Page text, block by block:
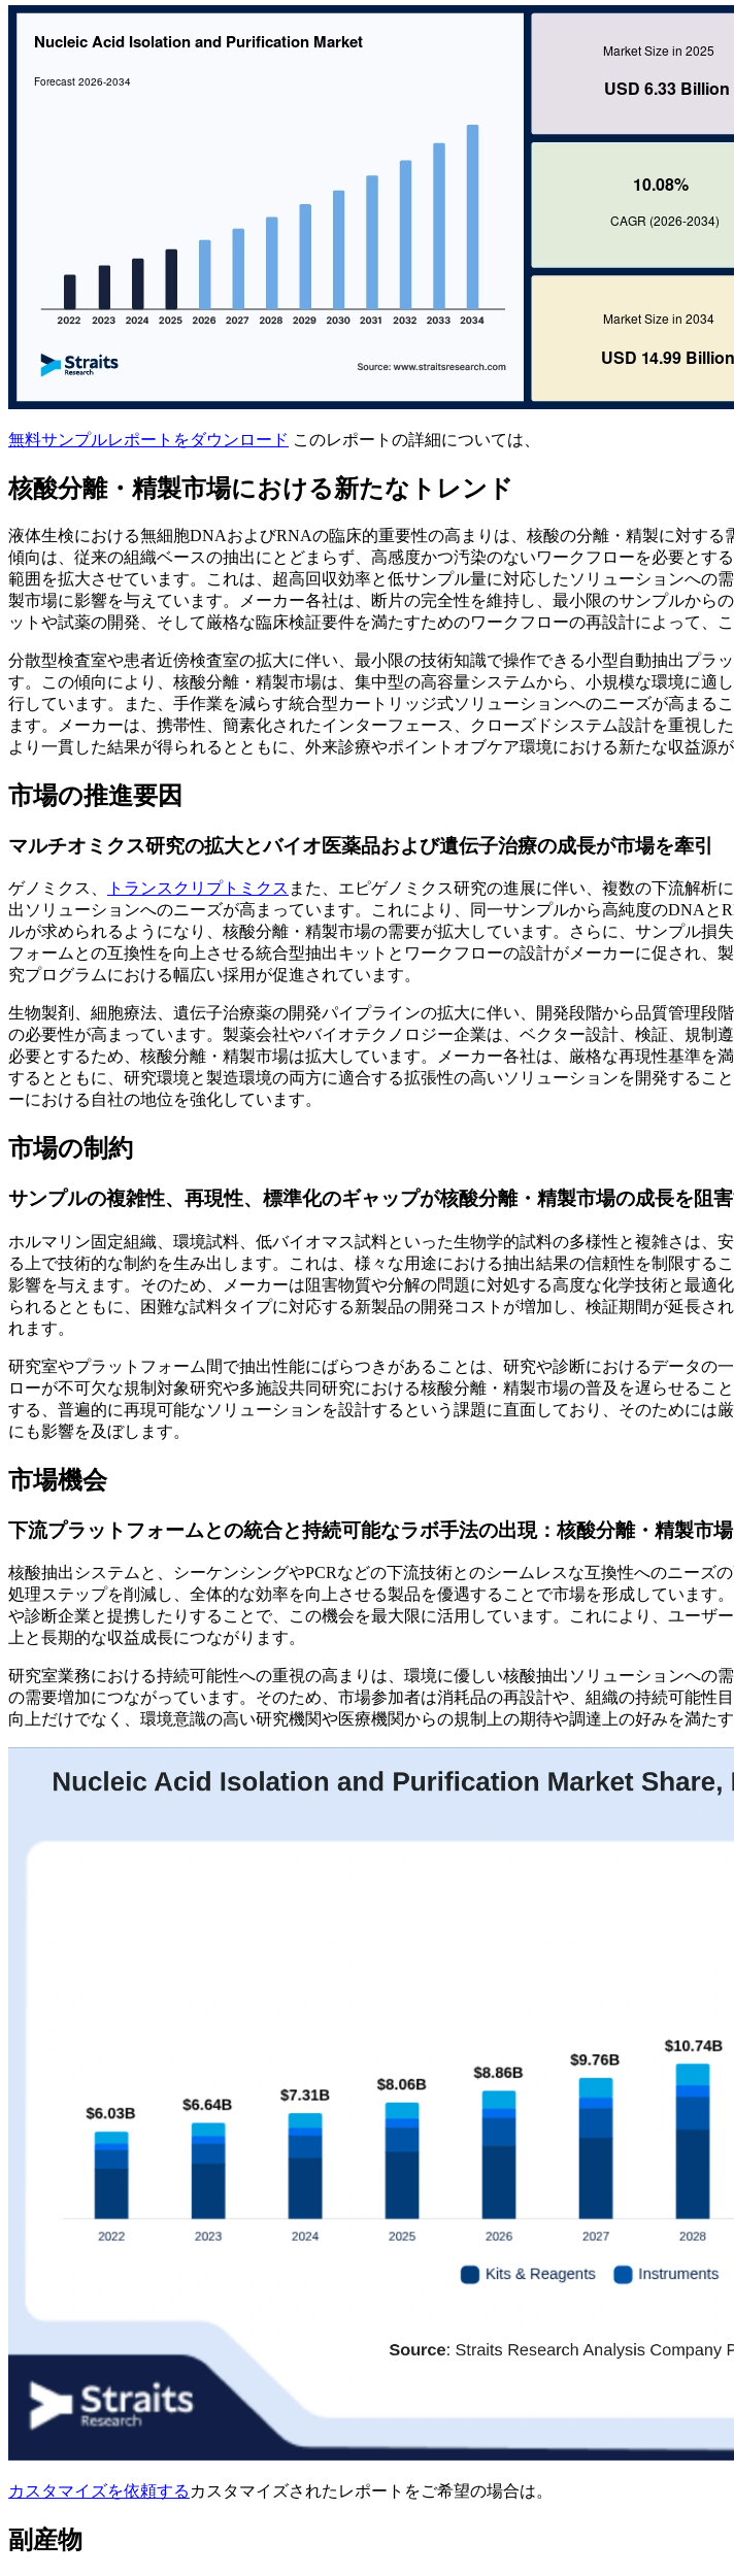
無料サンプルレポートをダウンロード このレポートの詳細については、
核酸分離・精製市場における新たなトレンド
液体生検における無細胞DNAおよびRNAの臨床的重要性の高まりは、核酸の分離・精製に対する
傾向は、従来の組織ベースの抽出にとどまらず、高感度かつ汚染のないワークフローを必要とす
範囲を拡大させています。これは、超高回収効率と低サンプル量に対応したソリューションへの
製市場に影響を与えています。メーカー各社は、断片の完全性を維持し、最小限のサンプルから
ットや試薬の開発、そして厳格な臨床検証要件を満たすためのワークフローの再設計によって、
分散型検査室や患者近傍検査室の拡大に伴い、最小限の技術知識で操作できる小型自動抽出プラ
す。この傾向により、核酸分離・精製市場は、集中型の高容量システムから、小規模な環境に適
行しています。また、手作業を減らす統合型カートリッジ式ソリューションへのニーズが高まる
ます。メーカーは、携帯性、簡素化されたインターフェース、クローズドシステム設計を重視し
より一貫した結果が得られるとともに、外来診療やポイントオブケア環境における新たな収益源が
市場の推進要因
マルチオミクス研究の拡大とバイオ医薬品および遺伝子治療の成長が市場を牽引
ゲノミクス、 トランスクリプトミクス また、エピゲノミクス研究の進展に伴い、複数の下流解析
出ソリューションへのニーズが高まっています。これにより、同一サンプルから高純度のDNAと
ルが求められるようになり、核酸分離・精製市場の需要が拡大しています。さらに、サンプル損
フォームとの互換性を向上させる統合型抽出キットとワークフローの設計がメーカーに促され、
究プログラムにおける幅広い採用が促進されています。
生物製剤、細胞療法、遺伝子治療薬の開発パイプラインの拡大に伴い、開発段階から品質管理段
の必要性が高まっています。製薬会社やバイオテクノロジー企業は、ベクター設計、検証、規制
必要とするため、核酸分離・精製市場は拡大しています。メーカー各社は、厳格な再現性基準を
するとともに、研究環境と製造環境の両方に適合する拡張性の高いソリューションを開発するこ
ーにおける自社の地位を強化しています。
市場の制約
サンプルの複雑性、再現性、標準化のギャップが核酸分離・精製市場の成長を阻
ホルマリン固定組織、環境試料、低バイオマス試料といった生物学的試料の多様性と複雑さは、
る上で技術的な制約を生み出します。これは、様々な用途における抽出結果の信頼性を制限する
影響を与えます。そのため、メーカーは阻害物質や分解の問題に対処する高度な化学技術と最適
られるとともに、困難な試料タイプに対応する新製品の開発コストが増加し、検証期間が延長さ
れます。
研究室やプラットフォーム間で抽出性能にばらつきがあることは、研究や診断におけるデータ
ローが不可欠な規制対象研究や多施設共同研究における核酸分離・精製市場の普及を遅らせる
する、普遍的に再現可能なソリューションを設計するという課題に直面しており、そのために
にも影響を及ぼします。
市場機会
下流プラットフォームとの統合と持続可能なラボ手法の出現：核酸分離・精製市
核酸抽出システムと、シーケンシングやPCRなどの下流技術とのシームレスな互換性へのニーズ
処理ステップを削減し、全体的な効率を向上させる製品を優遇することで市場を形成していま
や診断企業と提携したりすることで、この機会を最大限に活用しています。これにより、ユー
上と長期的な収益成長につながります。
研究室業務における持続可能性への重視の高まりは、環境に優しい核酸抽出ソリューションへ
の需要増加につながっています。そのため、市場参加者は消耗品の再設計や、組織の持続可能
向上だけでなく、環境意識の高い研究機関や医療機関からの規制上の期待や調達上の好みを満た
カスタマイズを依頼する カスタマイズされたレポートをご希望の場合は。
副産物